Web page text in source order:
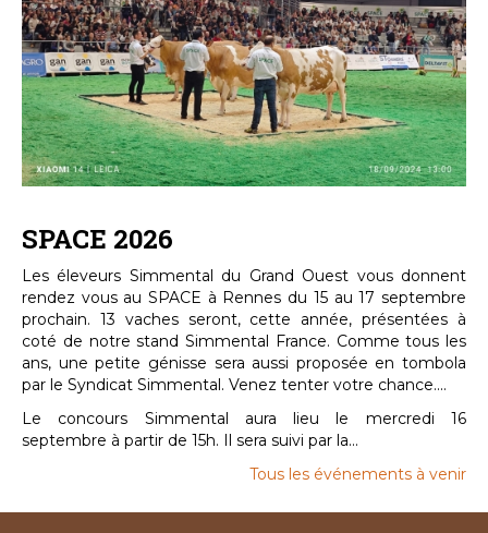
SPACE 2026
Les éleveurs Simmental du Grand Ouest vous donnent
rendez vous au SPACE à Rennes du 15 au 17 septembre
prochain. 13 vaches seront, cette année, présentées à
coté de notre stand Simmental France. Comme tous les
ans, une petite génisse sera aussi proposée en tombola
par le Syndicat Simmental. Venez tenter votre chance....
Le concours Simmental aura lieu le mercredi 16
septembre à partir de 15h. Il sera suivi par la...
Tous les événements à venir